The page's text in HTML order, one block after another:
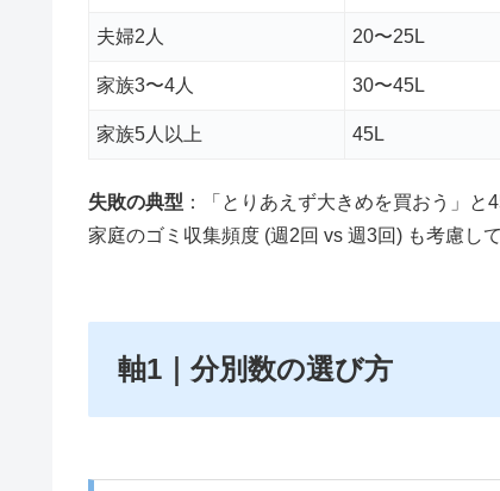
夫婦2人 20〜25L
家族3〜4人 30〜45L
家族5人以上 45L
失敗の典型 ：「とりあえず大きめを買おう」
家庭のゴミ収集頻度 (週2回 vs 週3回) も考慮し
軸1｜分別数の選び方